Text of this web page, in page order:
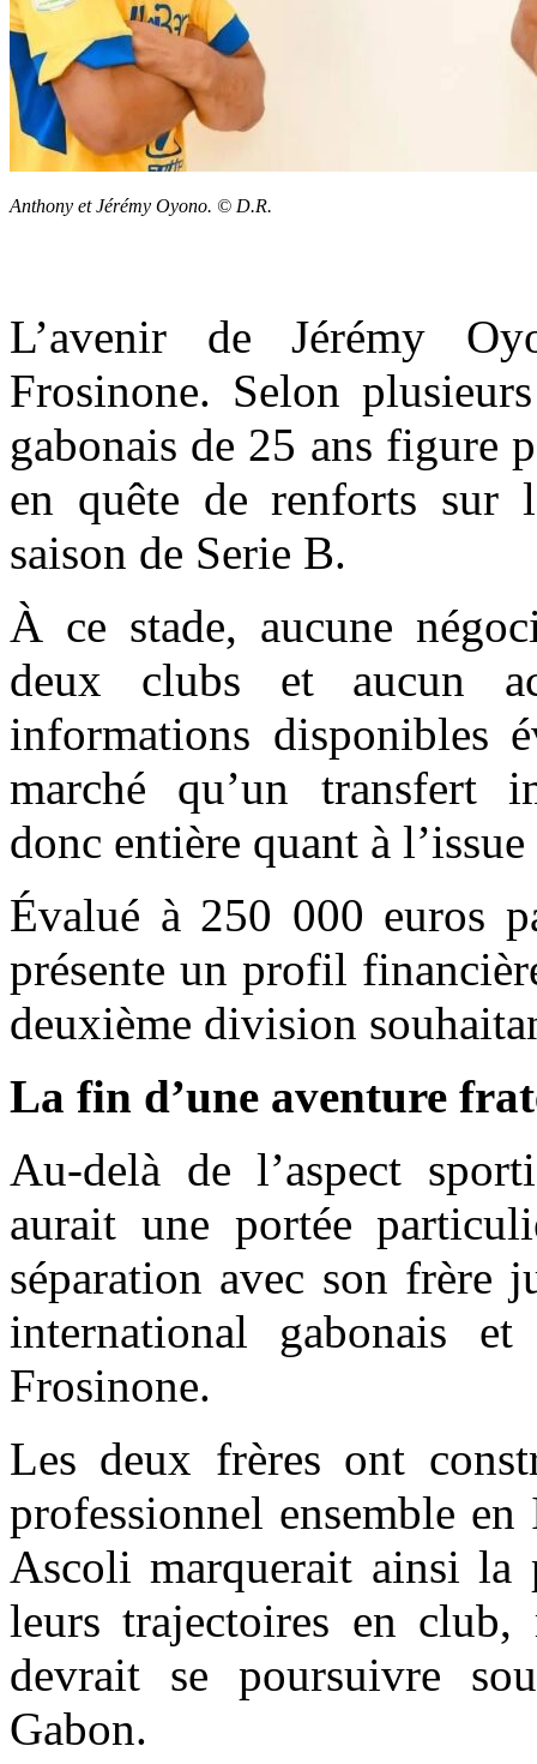
Anthony et Jérémy Oyono. © D.R.
L’avenir de Jérémy
Frosinone. Selon
gabonais de 25 ans figure
en quête de renforts
saison de Serie B.
À ce stade, aucune
deux clubs et aucun
informations disponibles
marché qu’un transfert
donc entière quant à
Évalué à 250 000 euros
présente un profil
deuxième division
La fin d’une aventure
Au-delà de l’aspect
aurait une portée
séparation avec son frère
international gabonais
Frosinone.
Les deux frères ont
professionnel ensemble
Ascoli marquerait ainsi la
leurs trajectoires en
devrait se poursuivre
Gabon.